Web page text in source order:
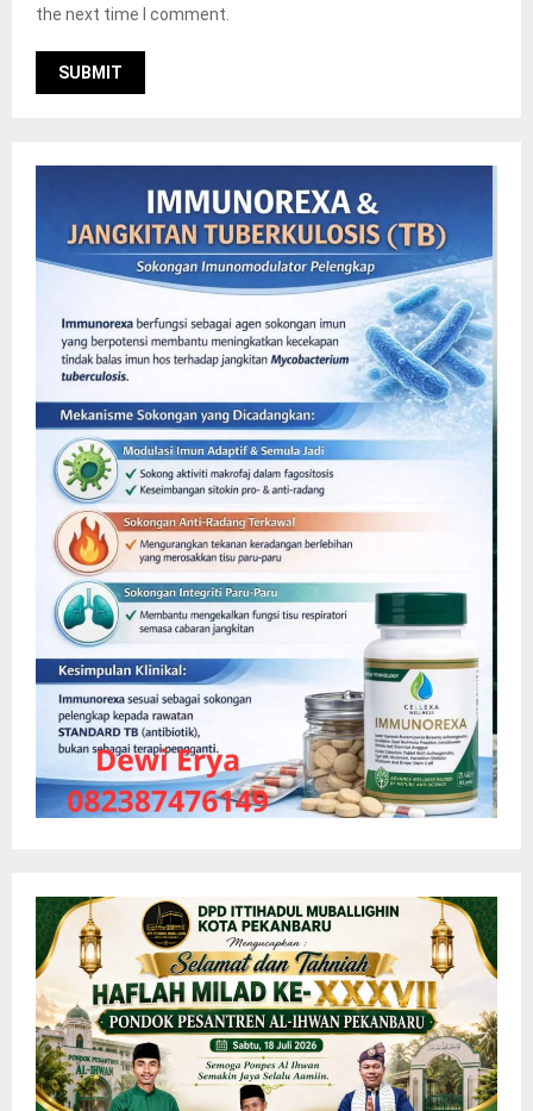
the next time I comment.